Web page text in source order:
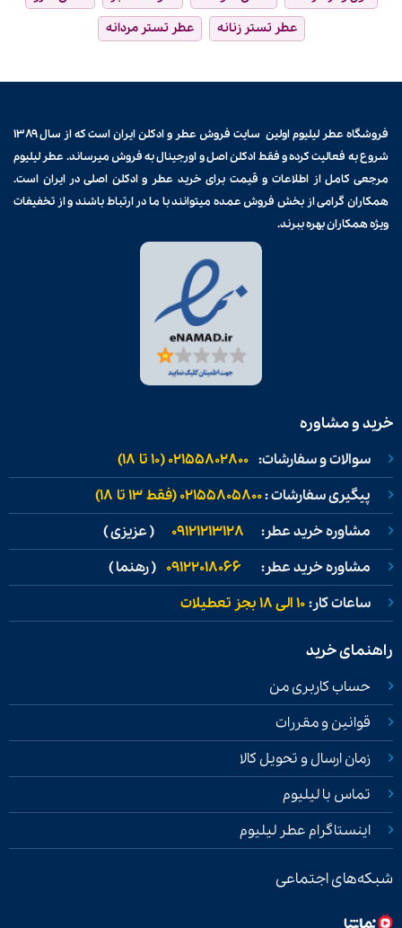
عطر تستر زنانه
عطر تستر مردانه
فروشگاه عطر لیلیوم اولین سایت فروشعطر و ادکلن
ایران است که از سال ۱۳۸۹
شروع به فعالیت کرده و فقط ادکلن اصل و اورجینال به فروش میرساند. عطر لیلیوم
مرجعی کامل از اطلاعات و قیمت برایخرید عطر و ادکلن اصلی در ایران است.
همکاران گرامی از بخش فروش عمده میتوانند با ما در ارتباط باشند و از تخفیفات
ویژه همکاران بهره ببرند.
خرید و مشاوره
سوالات و سفارشات: 02155802800 (۱۰ تا ۱۸)
پیگیری سفارشات :02155805800 (فقط ۱۳ تا ۱۸)
مشاوره خرید عطر: 09121213128 ( عزیزی )
مشاوره خرید عطر: 09122018066 ( رهنما )
ساعات کار:۱۰ الی ۱۸ بجز تعطیلات
راهنمای خرید
حساب کاربری من
قوانین و مقررات
زمان ارسال و تحویل کالا
تماس با لیلیوم
اینستاگرام عطر لیلیوم
شبکه‌های اجتماعی